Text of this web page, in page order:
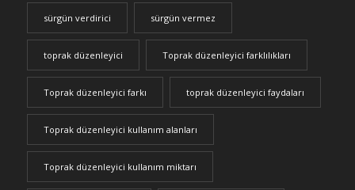
sürgün verdirici sürgün vermez
toprak düzenleyici Toprak düzenleyici farklılıkları
Toprak düzenleyici farkı toprak düzenleyici faydaları
Toprak düzenleyici kullanım alanları
Toprak düzenleyici kullanım miktarı